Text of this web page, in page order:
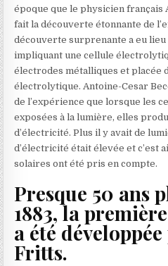
époque que le physicien français
fait la découverte étonnante de
découverte surprenante a eu lieu
impliquant une cellule
électrodes métalliques et placée
électrolytique.Antoine-Cesar
de l’expérience que lorsque les
exposées à la lumière, elles
d’électricité. Plus il y avait de
d’électricité était élevée et c’est
solaires ont été pris en compte.
Presque 50 ans
1883, la
a été
Fritts.